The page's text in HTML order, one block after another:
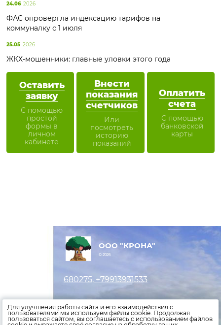
Оставить
заявку
С помощью
простой
формы в
личном
кабинете
Внести
показания
счетчиков
Или
посмотреть
историю
показаний
Оплатить
счета
С помощью
банковской
карты
24.06 2026
ФАС опровергла индексацию тарифов на
коммуналку с 1 июля
25.05 2026
ЖКХ-мошенники: главные уловки этого года
ООО "КРОНА"
© 2026
680275, +79913931533
Оставить заявку
Внести показания счетчиков
Для улучшения работы сайта и его взаимодействия с
пользователями мы используем файлы cookie. Продолжая
пользоваться сайтом, вы соглашаетесь с использованием файлов